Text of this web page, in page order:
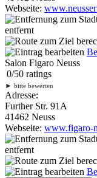
Webseite:
entfernt
Salon Figaro Neuss
0/50 ratings
► bitte bewerten
Adresse:
Further Str. 91A
41462 Neuss
Webseite: www.figaro-
entfernt